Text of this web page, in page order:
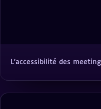
L'accessibilité des